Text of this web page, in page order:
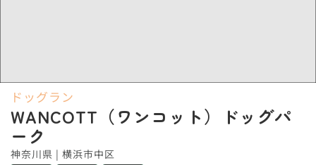
ドッグラン
WANCOTT（ワンコット）ドッグパ
ーク
神奈川県 | 横浜市中区